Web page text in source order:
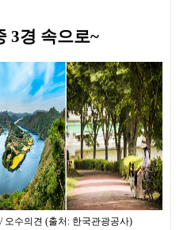
3경 속으로~
오수의견 (출처: 한국관광공사)